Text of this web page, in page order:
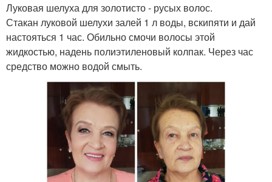
Луковая шелуха для золотисто - русых волос.
Стакан луковой шелухи залей 1 л воды, вскипяти и дай
настояться 1 час. Обильно смочи волосы этой
жидкостью, надень полиэтиленовый колпак. Через час
средство можно водой смыть.